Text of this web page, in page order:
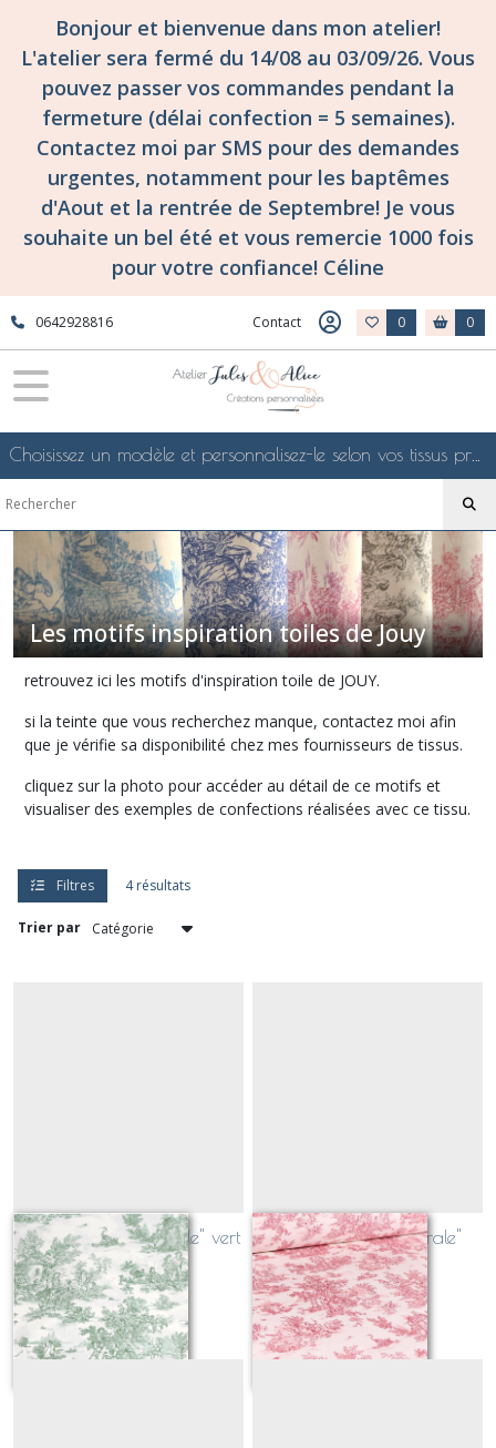
Bonjour et bienvenue dans mon atelier!
L'atelier sera fermé du 14/08 au 03/09/26. Vous
pouvez passer vos commandes pendant la
fermeture (délai confection = 5 semaines).
Contactez moi par SMS pour des demandes
urgentes, notamment pour les baptêmes
d'Aout et la rentrée de Septembre! Je vous
souhaite un bel été et vous remercie 1000 fois
pour votre confiance! Céline
0642928816 Contact 0 0
Choisissez un modèle et personnalisez-le selon vos tissus préférés de mes collections en ligne, je le confectionnerai selon vos souhaits
Les motifs inspiration toiles de Jouy
retrouvez ici les motifs d'inspiration toile de JOUY.
si la teinte que vous recherchez manque, contactez moi afin
que je vérifie sa disponibilité chez mes fournisseurs de tissus.
cliquez sur la photo pour accéder au détail de ce motifs et
visualiser des exemples de confections réalisées avec ce tissu.
Filtres 4 résultats
Trier par
toile de jouy "pastorale" vert
Sur demande
toile de jouy "pastorale"
framboise
Sur demande
Fermer
FILTRES
Tous
produits
Tissuthèques
les
d'atelier
Jules
&
Alice
!
Tissuthèque
cotonnades
(autre
que
Liberty)
Les
motifs
inspiration
toiles
de
Jouy
Afficher
les